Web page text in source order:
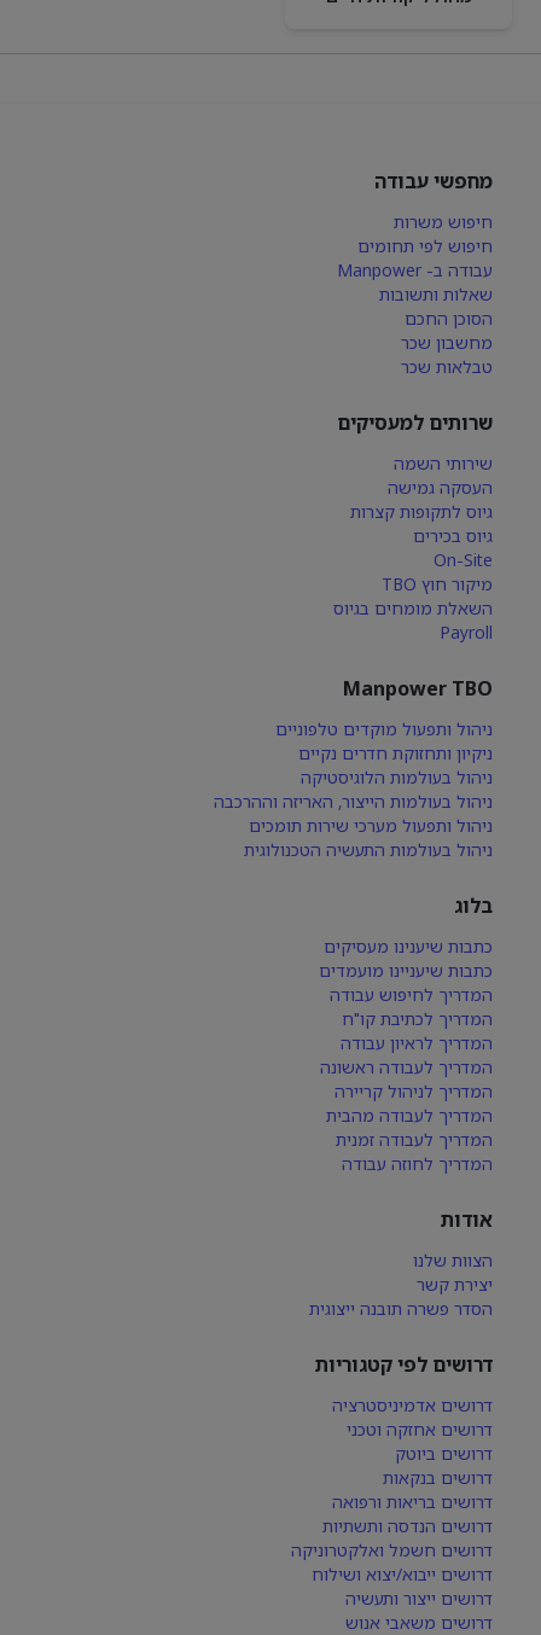
מחפשי עבודה
חיפוש משרות
חיפוש לפי תחומים
עבודה ב- Manpower
שאלות ותשובות
הסוכן החכם
מחשבון שכר
טבלאות שכר
שרותים למעסיקים
שירותי השמה
העסקה גמישה
גיוס לתקופות קצרות
גיוס בכירים
On-Site
מיקור חוץ TBO
השאלת מומחים בגיוס
Payroll
Manpower TBO
ניהול ותפעול מוקדים טלפוניים
ניקיון ותחזוקת חדרים נקיים
ניהול בעולמות הלוגיסטיקה
ניהול בעולמות הייצור, האריזה וההרכבה
ניהול ותפעול מערכי שירות תומכים
ניהול בעולמות התעשיה הטכנולוגית
בלוג
כתבות שיענינו מעסיקים
כתבות שיעניינו מועמדים
המדריך לחיפוש עבודה
המדריך לכתיבת קו"ח
המדריך לראיון עבודה
המדריך לעבודה ראשונה
המדריך לניהול קריירה
המדריך לעבודה מהבית
המדריך לעבודה זמנית
המדריך לחוזה עבודה
אודות
הצוות שלנו
יצירת קשר
הסדר פשרה תובנה ייצוגית
דרושים לפי קטגוריות
דרושים אדמיניסטרציה
דרושים אחזקה וטכני
דרושים ביוטק
דרושים בנקאות
דרושים בריאות ורפואה
דרושים הנדסה ותשתיות
דרושים חשמל ואלקטרוניקה
דרושים ייבוא/יצוא ושילוח
דרושים ייצור ותעשיה
דרושים משאבי אנוש